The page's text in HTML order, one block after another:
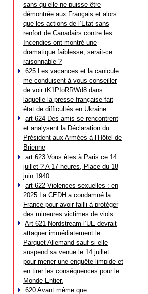
sans qu’elle ne puisse être
démontrée aux Français et alors
que les actions de l’Etat sans
renfort de Canadairs contre les
Incendies ont montré une
dramatique faiblesse, serait-ce
raisonnable ?
625 Les vacances et la canicule
me conduisent à vous conseiller
de voir tK1PIoRRWd8 dans
laquelle la presse française fait
état de difficultés en Ukraine
art 624 Des amis se rencontrent
et analysent la Déclaration du
Président aux Armées à l’Hôtel de
Brienne
art 623 Vous êtes à Paris ce 14
juillet ? A 17 heures, Place du 18
juin 1940…
art 622 Violences sexuelles : en
2025 La CEDH a condamné la
France pour avoir failli à protéger
des mineures victimes de viols
Art 621 Nordstream l’UE devrait
attaquer immédiatement le
Parquet Allemand sauf si elle
suspend sa venue le 14 juillet
pour mener une enquête limpide et
en tirer les conséquences pour le
Monde Entier.
620 Avant même que